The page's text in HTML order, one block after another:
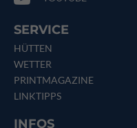
SERVICE
HÜTTEN
WETTER
PRINTMAGAZINE
LINKTIPPS
INFOS